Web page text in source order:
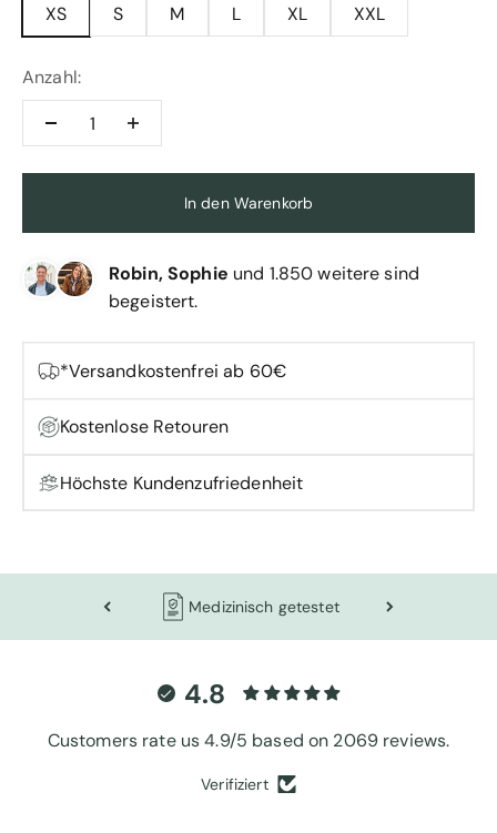
XS
S M L XL XXL
Anzahl:
In den Warenkorb
Robin, Sophie und 1.850 weitere sind
begeistert.
*Versandkostenfrei ab 60€
Kostenlose Retouren
Höchste Kundenzufriedenheit
Langlebige Qualität
4.8
Customers rate us 4.9/5 based on 2069 reviews.
Verifiziert